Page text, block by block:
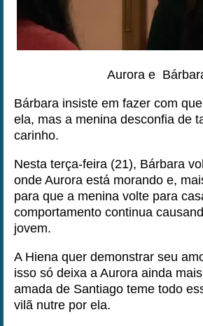
Aurora e
Bárbara insiste em fazer com
ela, mas a menina desconfia de
carinho.
Nesta terça-feira (21), Bárbara
onde Aurora está morando e,
para que a menina volte para
comportamento continua
jovem.
A Hiena quer demonstrar seu
isso só deixa a Aurora ainda
amada de Santiago teme todo
vilã nutre por ela.